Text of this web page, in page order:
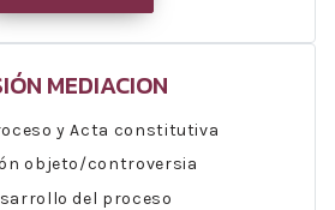
MEDIACION
y Acta constitutiva
objeto/controversia
del proceso